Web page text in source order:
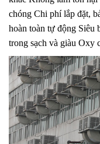
chóng Chi phí lắp đặt,
hoàn toàn tự động Siêu
trong sạch và giàu Oxy